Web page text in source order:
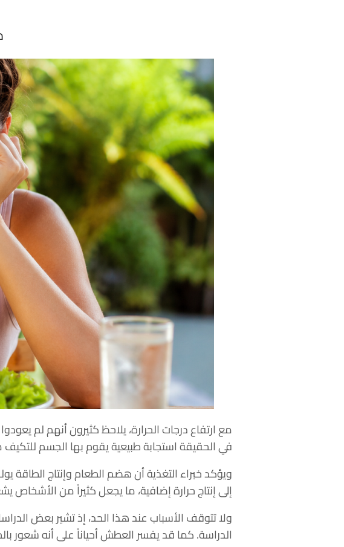
مع ارتفاع درجات الحرارة، يلاحظ كثيرون أنهم لم
في الحقيقة استجابة طبيعية يقوم بها الجسم
ويؤكد خبراء التغذية أن هضم الطعام وإنتاج الطاقة
إلى إنتاج حرارة إضافية، ما يجعل كثيراً من الأشخاص
ولا تتوقف الأسباب عند هذا الحد، إذ تشير بعض
الدراسة. كما قد يفسر العطش أحياناً على أنه شعور